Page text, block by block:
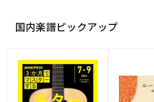
国内楽譜ピックアップ